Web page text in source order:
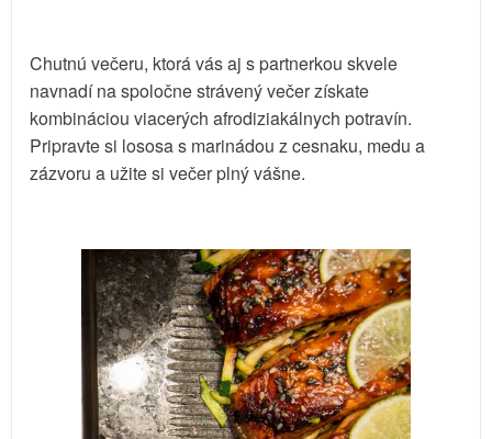
Chutnú večeru, ktorá vás aj s partnerkou skvele
navnadí na spoločne strávený večer získate
kombináciou viacerých afrodiziakálnych potravín.
Pripravte si lososa s marinádou z cesnaku, medu a
zázvoru a užite si večer plný vášne.